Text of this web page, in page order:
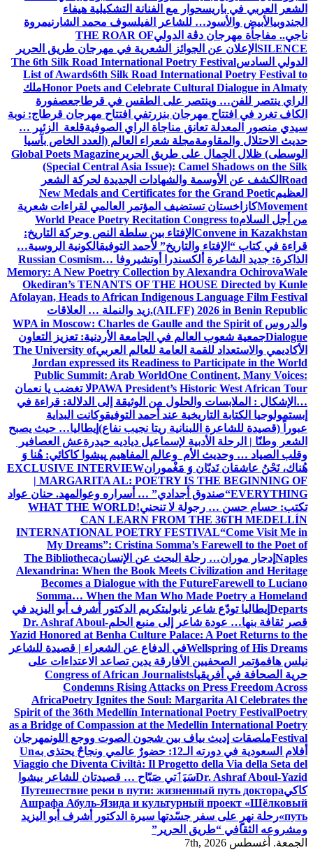
الشعر العربي في باريسحوار مع الفنانة التشكيلية هيفاء
الجندوبيالأبيض والأسود… للشاعر الفيلسوف محمد الشارنيمروة
ناجي.. مفاجأة مهرجان دڨة الدوليTHE ROAR OF
SILENCE الإعلان عن الجوائز الشعرية في مهرجان طريق الحرير
الدولي السادسThe 6th Silk Road International Poetry Festival
List of Awards6th Silk Road International Poetry Festival to
Honor Poets and Celebrate Cultural Dialogue in Almatyملك
الراي ينتصر للفن… وينتصر على الطقس في قرطاجعصفورة
الكاف تغرد في افتتاح مهرجان بنزرتفي افتتاح مهرجان قرطاج: نوبة
سيدي منصور المعدلة تعانق مناجاة الراي الصوفيةقلعة الزئير …
حديث الاحتلال والمقاومةمجلة شعراء العالم (العدد الخاص بآسيا
الوسطى) ظلال الجِمال على طريق الحرير Global Poets Magazine
(Special Central Asia Issue): Camel Shadows on the Silk
Road الكشف عن الأوسمة والشهادات الجديدة لحركة الشعر
العظيمNew Medals and Certificates for the Grand Poetic
Movementكازاخستان تستضيف المؤتمر العالمي لقراءات شعرية
من أجل السلامWorld Peace Poetry Recitation Congress to
Convene in Kazakhstan الإفتاء بين سلطة النص وحركة التاريخ:
قراءة في كتاب “الإفتاء والتاريخ” لأحمد التوفيقالكونية الروسية…
الذاكرة: جديد الشاعرة ألكسندرا أوتشيروفا Russian Cosmism…
Memory: A New Poetry Collection by Alexandra OchirovaWale
Okediran’s TENANTS OF THE HOUSE Directed by Kunle
Afolayan, Heads to African Indigenous Language Film Festival
(AILFF) 2026 in Benin Republic. زيد والنملة … العلاقات
والدروسWPA in Moscow: Charles de Gaulle and the Spirit of
Dialogueجمعية شعوب العالم في الجامعة الأردنية: تعزيز التعاون
الأكاديمي والاستعداد للقمة العامة للعالم العربيThe University of
Jordan expressed its Readiness to Participate in the World
Public Summit: Arab WorldOne Continent, Many Voices:
PAWA President’s Historic West African Tourلا تغضب يا نعمان
…الإشكال : الملابسات والحلول من الوثيقة إلى الدلالة: قراءة في
إبستمولوجيا الكتابة التاريخية عند أحمد التوفيقوكانت البداية
عبوراً (قصيدة للشاعرة اللبنانية ريتا نجيب نفاع) إيطاليا… حيث يصبح
الشعر وطنًا | الرحلة الأدبية لإسماعيل دياديه حيدرةعش العصافير
وقلب الصياد … وحديث الأم وعالم المفاهيم پیشوا کاکائي: هُنا وَ
هُناك، نَحْنُ عاشقان نَديّان وَ مَغْمورانEXCLUSIVE INTERVIEW
| MARGARITA AL: POETRY IS THE BEGINNING OF
EVERYTHING“صندوق أجدادي” … أسراره وعوالمهد. حنان عواد
تكتب: حسام حسن … رجولة لا تنحني!WHAT THE WORLD
CAN LEARN FROM THE 36TH MEDELLÍN
INTERNATIONAL POETRY FESTIVAL“Come Visit Me in
My Dreams”: Cristina Somma’s Farewell to the Poet of
Naples إدجار موران… رحلة البحث عن الإنسانThe Bibliotheca
Alexandrina: When the Book Meets Civilization and Heritage
Becomes a Dialogue with the FutureFarewell to Luciano
Somma… When the Man Who Made Poetry a Homeland
Departs إيطاليا تودّع شاعر نابوليتكريم الدكتور أشرف أبو اليزيد في
قصر ثقافة بنها… عودة شاعر إلى منبع الحلمDr. Ashraf Aboul-
Yazid Honored at Benha Culture Palace: A Poet Returns to the
Wellspring of His Dreamsفي الدفاع عن الشعراء | قصيدة للشاعر
نيلس هافمؤتمر الصحفيين الأفارقة يدين تصاعد الاعتداءات على
حرية الصحافة في أفريقياCongress of African Journalists
Condemns Rising Attacks on Press Freedom Across
AfricaPoetry Ignites the Soul: Margarita Al Celebrates the
Spirit of the 36th Medellín International Poetry FestivalPoetry
as a Bridge of Compassion at the Medellín International Poetry
Festivalملصقات إديث بياف بين شجون الصوت ووجع اللونمهرجان
أفلام السعودية في دورته الـ12: حضورٌ عالمي ونجاحٌ يحتذى به
Un
Viaggio che Diventa Civiltà: Il Progetto della Via della Seta del
Dr. Ashraf Aboul-Yazidسَيَٲتي صَبّاح … قصيدتان للشاعر بيشوا
كاكيПутешествие реки в пути: жизненный путь доктора
Ашрафа Абуль-Язида и культурный проект «Шёлковый
путь» رحلة نهرٍ على سفر جسّدتها سيرة الدكتور أشرف أبو اليزيد
ومشروعه الثقافي “طريق الحرير”
الجمعة. أغسطس 7th, 2026